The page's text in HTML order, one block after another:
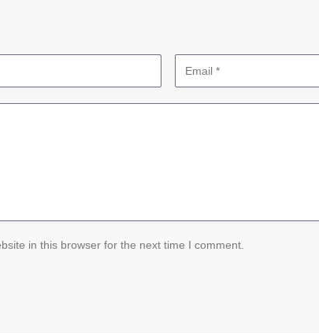
in this browser for the next time I comment.